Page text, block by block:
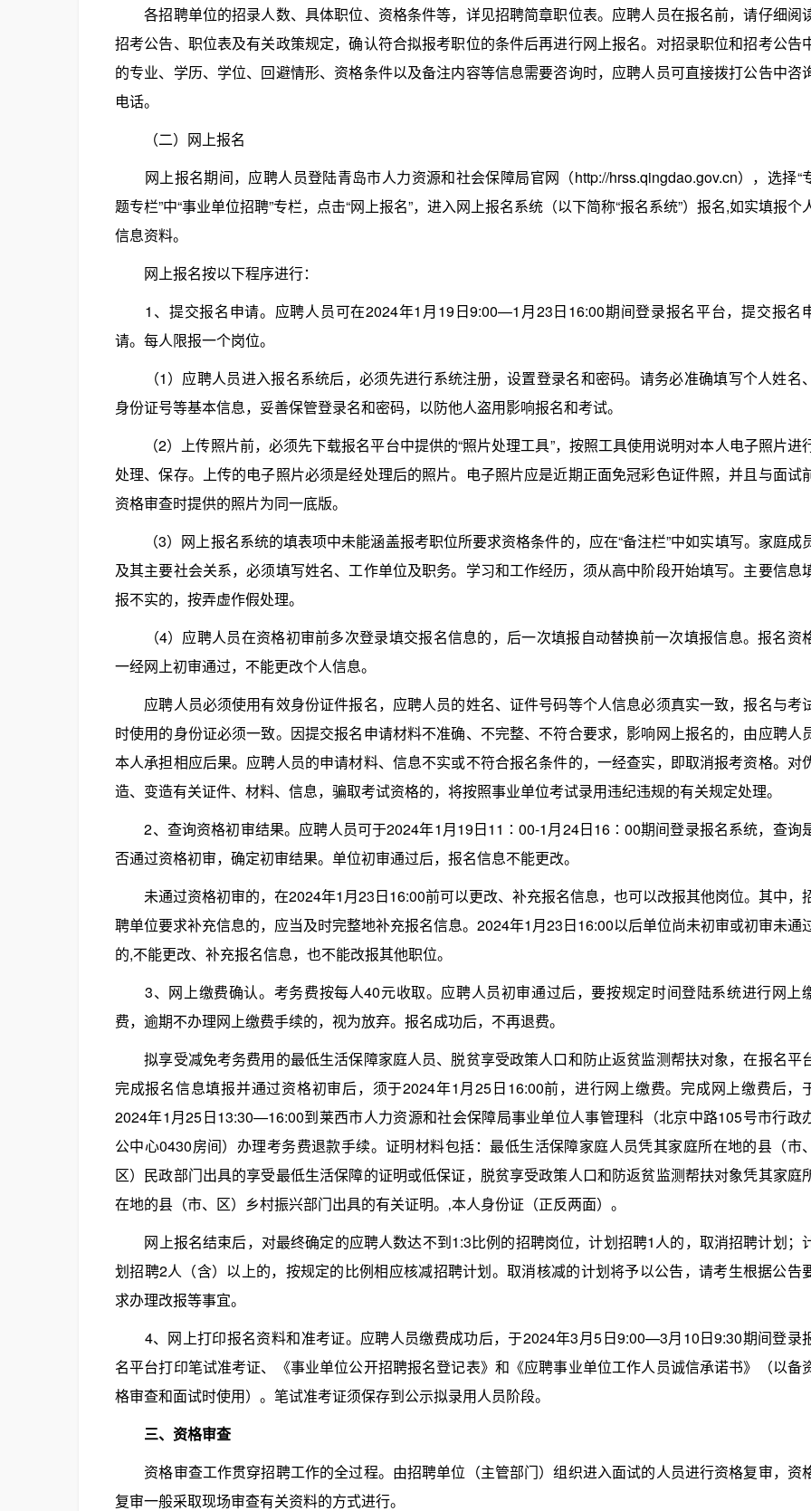
各招聘单位的招录人数、具体职位、资格条件等，详见招聘简章职位表。应聘人员在报名前，请仔细阅
招考公告、职位表及有关政策规定，确认符合拟报考职位的条件后再进行网上报名。对招录职位和招考公告
的专业、学历、学位、回避情形、资格条件以及备注内容等信息需要咨询时，应聘人员可直接拨打公告中咨
电话。
（二）网上报名
网上报名期间，应聘人员登陆青岛市人力资源和社会保障局官网（http://hrss.qingdao.gov.cn），选择“
题专栏”中“事业单位招聘”专栏，点击“网上报名”，进入网上报名系统（以下简称“报名系统”）报名,如实填报个
信息资料。
网上报名按以下程序进行：
1、提交报名申请。应聘人员可在2024年1月19日9:00—1月23日16:00期间登录报名平台，提交报名
请。每人限报一个岗位。
（1）应聘人员进入报名系统后，必须先进行系统注册，设置登录名和密码。请务必准确填写个人姓名、
身份证号等基本信息，妥善保管登录名和密码，以防他人盗用影响报名和考试。
（2）上传照片前，必须先下载报名平台中提供的“照片处理工具”，按照工具使用说明对本人电子照片进
处理、保存。上传的电子照片必须是经处理后的照片。电子照片应是近期正面免冠彩色证件照，并且与面试
资格审查时提供的照片为同一底版。
（3）网上报名系统的填表项中未能涵盖报考职位所要求资格条件的，应在“备注栏”中如实填写。家庭成
及其主要社会关系，必须填写姓名、工作单位及职务。学习和工作经历，须从高中阶段开始填写。主要信息
报不实的，按弄虚作假处理。
（4）应聘人员在资格初审前多次登录填交报名信息的，后一次填报自动替换前一次填报信息。报名资
一经网上初审通过，不能更改个人信息。
应聘人员必须使用有效身份证件报名，应聘人员的姓名、证件号码等个人信息必须真实一致，报名与考
时使用的身份证必须一致。因提交报名申请材料不准确、不完整、不符合要求，影响网上报名的，由应聘人
本人承担相应后果。应聘人员的申请材料、信息不实或不符合报名条件的，一经查实，即取消报考资格。对
造、变造有关证件、材料、信息，骗取考试资格的，将按照事业单位考试录用违纪违规的有关规定处理。
2、查询资格初审结果。应聘人员可于2024年1月19日11∶00-1月24日16∶00期间登录报名系统，查询
否通过资格初审，确定初审结果。单位初审通过后，报名信息不能更改。
未通过资格初审的，在2024年1月23日16:00前可以更改、补充报名信息，也可以改报其他岗位。其中，
聘单位要求补充信息的，应当及时完整地补充报名信息。2024年1月23日16:00以后单位尚未初审或初审未通
的,不能更改、补充报名信息，也不能改报其他职位。
3、网上缴费确认。考务费按每人40元收取。应聘人员初审通过后，要按规定时间登陆系统进行网上
费，逾期不办理网上缴费手续的，视为放弃。报名成功后，不再退费。
拟享受减免考务费用的最低生活保障家庭人员、脱贫享受政策人口和防止返贫监测帮扶对象，在报名平
完成报名信息填报并通过资格初审后，须于2024年1月25日16:00前，进行网上缴费。完成网上缴费后，
2024年1月25日13:30—16:00到莱西市人力资源和社会保障局事业单位人事管理科（北京中路105号市行政
公中心0430房间）办理考务费退款手续。证明材料包括：最低生活保障家庭人员凭其家庭所在地的县（市、
区）民政部门出具的享受最低生活保障的证明或低保证，脱贫享受政策人口和防返贫监测帮扶对象凭其家庭
在地的县（市、区）乡村振兴部门出具的有关证明。‚本人身份证（正反两面）。
网上报名结束后，对最终确定的应聘人数达不到1:3比例的招聘岗位，计划招聘1人的，取消招聘计划；
划招聘2人（含）以上的，按规定的比例相应核减招聘计划。取消核减的计划将予以公告，请考生根据公告
求办理改报等事宜。
4、网上打印报名资料和准考证。应聘人员缴费成功后，于2024年3月5日9:00—3月10日9:30期间登录
名平台打印笔试准考证、《事业单位公开招聘报名登记表》和《应聘事业单位工作人员诚信承诺书》（以备
格审查和面试时使用）。笔试准考证须保存到公示拟录用人员阶段。
三、资格审查
资格审查工作贯穿招聘工作的全过程。由招聘单位（主管部门）组织进入面试的人员进行资格复审，资
复审一般采取现场审查有关资料的方式进行。